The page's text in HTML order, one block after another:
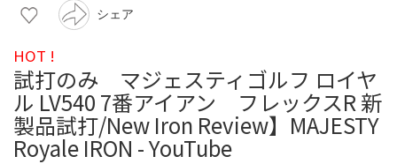
シェア
HOT !
試打のみ マジェスティゴルフ ロイヤ
ル LV540 7番アイアン フレックスR 新
製品試打/New Iron Review】MAJESTY
Royale IRON - YouTube